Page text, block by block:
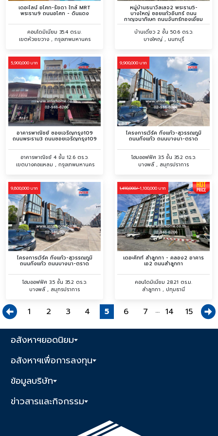
เดอะไลน์ อโศก-รัชดา ใกล้ MRT
พระราม9 ถนนอโศก - ดินแดง
คอนโดมิเนียม 35.4 ตร.ม.
เขตห้วยขวาง , กรุงเทพมหานคร
หมู่บ้านธนาวิลเลจ2 พระราม5-
บางใหญ่ ซอยแก้วอินทร์ ถนน
กาญจนาภิเษก ถนนจันทร์ทองเอี่ยม
ถนนคลองถนน
บ้านเดี่ยว 2 ชั้น 50.6 ตร.ว.
บางใหญ่ , นนทบุรี
5,900,000 บาท
อาคารพาณิชย์ ซอยเจริญกรุง109
ถนนพระราม3 ถนนซอยเจริญกรุง109
อาคารพาณิชย์ 4 ชั้น 12.6 ตร.ว.
เขตบางคอแหลม , กรุงเทพมหานคร
9,900,000 บาท
โครงการเวิร์ค กิ่งแก้ว-สุวรรณภูมิ
ถนนกิ่งแก้ว ถนนบางนา-ตราด
โฮมออฟฟิศ 3.5 ชั้น 35.2 ตร.ว.
บางพลี , สมุทรปราการ
9,800,000 บาท
โครงการเวิร์ค กิ่งแก้ว-สุวรรณภูมิ
ถนนกิ่งแก้ว ถนนบางนา-ตราด
โฮมออฟฟิศ 3.5 ชั้น 35.2 ตร.ว.
บางพลี , สมุทรปราการ
1,490,000/1,100,000 บาท
เดอะคิทท์ ลำลูกกา - คลอง2 อาคาร
เอ2 ถนนลำลูกกา
คอนโดมิเนียม 28.21 ตร.ม.
ลำลูกกา , ปทุมธานี
1 2 3 4 5 6 7 ... 14 15
อสังหาฯยอดนิยม
อสังหาฯเพื่อการลงทุน
ข้อมูลบริษัท
ข่าวสารและกิจกรรม